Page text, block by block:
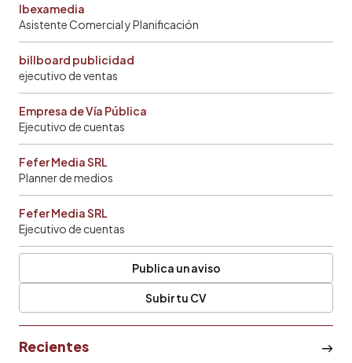
Ibexamedia
Asistente Comercial y Planificación
billboard publicidad
ejecutivo de ventas
Empresa de Vía Pública
Ejecutivo de cuentas
Fefer Media SRL
Planner de medios
Fefer Media SRL
Ejecutivo de cuentas
Publica un aviso
Subir tu CV
Recientes